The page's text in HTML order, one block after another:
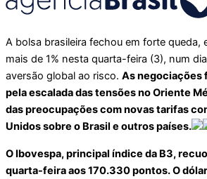
A bolsa brasileira fechou em forte queda,
mais de 1% nesta quarta-feira (3), num
aversão global ao risco. As negociações
pela escalada das tensões no Oriente
das preocupações com novas tarifas
Unidos sobre o Brasil e outros países.
O Ibovespa, principal índice da B3,
quarta-feira aos 170.330 pontos. O